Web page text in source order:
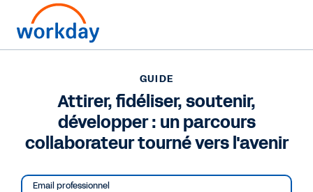
GUIDE
Attirer, fidéliser, soutenir, développer : un parcours
collaborateur tourné vers l'avenir
GUIDE
Attirer, fidéliser, soutenir,
développer : un parcours
collaborateur tourné vers l'avenir
Email professionnel